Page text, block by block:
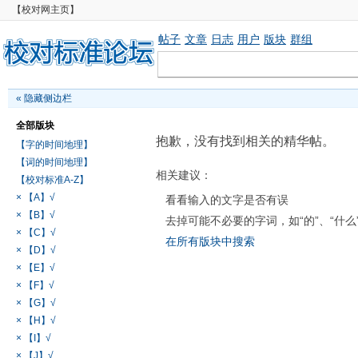
【校对网主页】
帖子 文章 日志 用户 版块 群组
« 隐藏侧边栏
全部版块
【字的时间地理】
【词的时间地理】
【校对标准A-Z】
× 【A】√
× 【B】√
× 【C】√
× 【D】√
× 【E】√
× 【F】√
× 【G】√
× 【H】√
× 【I】√
× 【J】√
抱歉，没有找到相关的精华帖。
相关建议：
看看输入的文字是否有误
去掉可能不必要的字词，如“的”、“什么
在所有版块中搜索